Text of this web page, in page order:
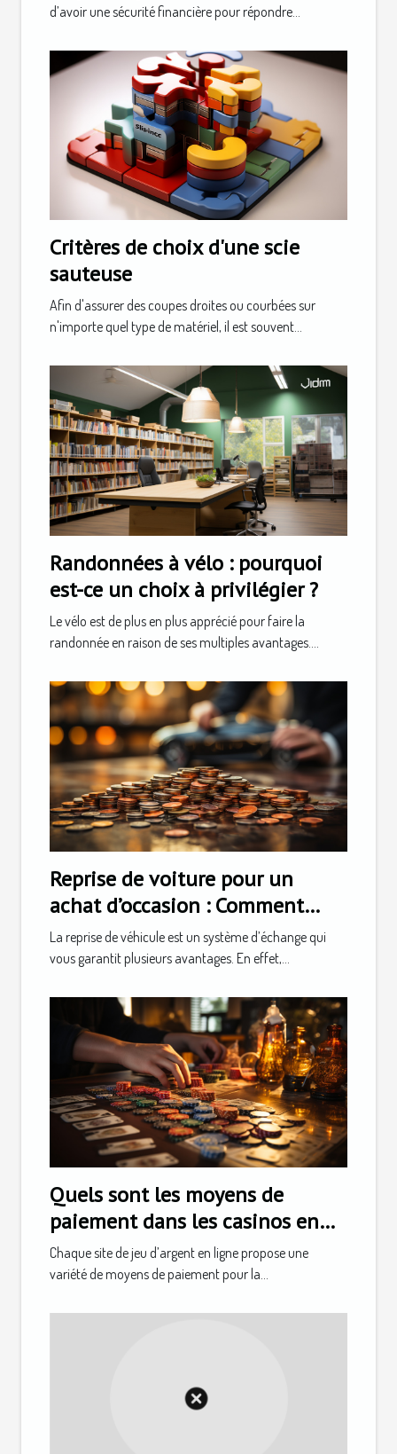
d’avoir une sécurité financière pour répondre...
Critères de choix d'une scie
sauteuse
Afin d'assurer des coupes droites ou courbées sur
n'importe quel type de matériel, il est souvent...
Randonnées à vélo : pourquoi
est-ce un choix à privilégier ?
Le vélo est de plus en plus apprécié pour faire la
randonnée en raison de ses multiples avantages....
Reprise de voiture pour un
achat d’occasion : Comment
faire ?
La reprise de véhicule est un système d’échange qui
vous garantit plusieurs avantages. En effet,...
Quels sont les moyens de
paiement dans les casinos en
ligne ?
Chaque site de jeu d’argent en ligne propose une
variété de moyens de paiement pour la...